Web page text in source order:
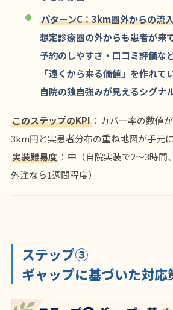
パターンC：3km圏外からの流
想定診療圏の外からも患者が来
予約のしやすさ・口コミ評価な
「遠くから来る価値」を作れて
自院の独自強みが見えるシグナ
このステップのKPI ：カバー率の数値
3km円と実患者分布の重ね地図が手元
実装難易度 ：中（自院実装で2〜3時間、
外注なら1週間程度）
ステップ③
ギャップに基づいた対応